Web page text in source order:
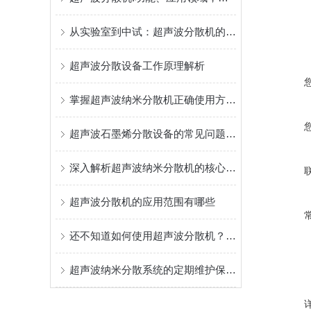
从实验室到中试：超声波分散机的应用与优势
超声波分散设备工作原理解析
掌握超声波纳米分散机正确使用方法是实现纳米级均匀的关键
超声波石墨烯分散设备的常见问题相应解决方法分享
深入解析超声波纳米分散机的核心构成
超声波分散机的应用范围有哪些
还不知道如何使用超声波分散机？进来看
超声波纳米分散系统的定期维护保养方法分享